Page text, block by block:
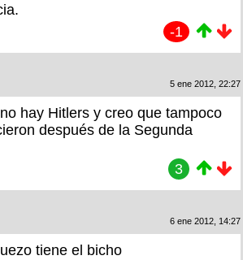
-1
5 ene 2012, 22:27
hay Hitlers y creo que tampoco
después de la Segunda
3
6 ene 2012, 14:27
tiene el bicho